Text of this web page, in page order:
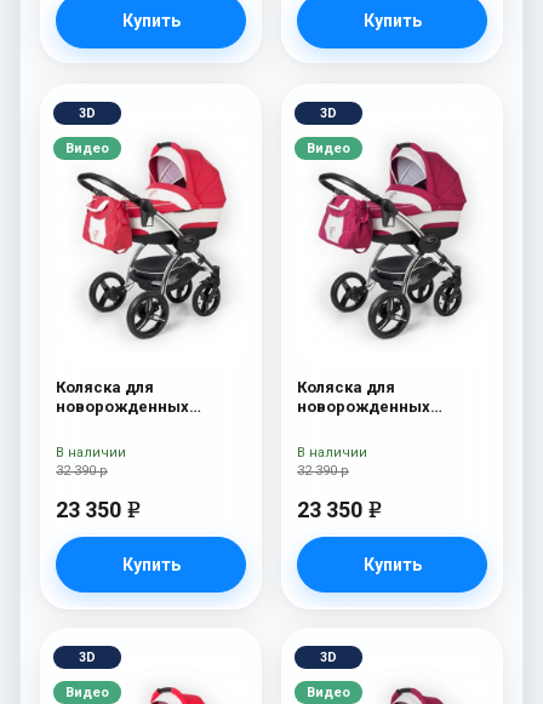
Купить Купить
3D
Видео
Коляска для
новорожденных
Chrome) Red Lux
32 390 р
23 350 e
Купить
В наличии
3D
Видео
Коляска для
новорожденных
Chrome) Borduex
32 390 р
23 350 e
Купить
В наличии
3D
Видео
3D
Видео